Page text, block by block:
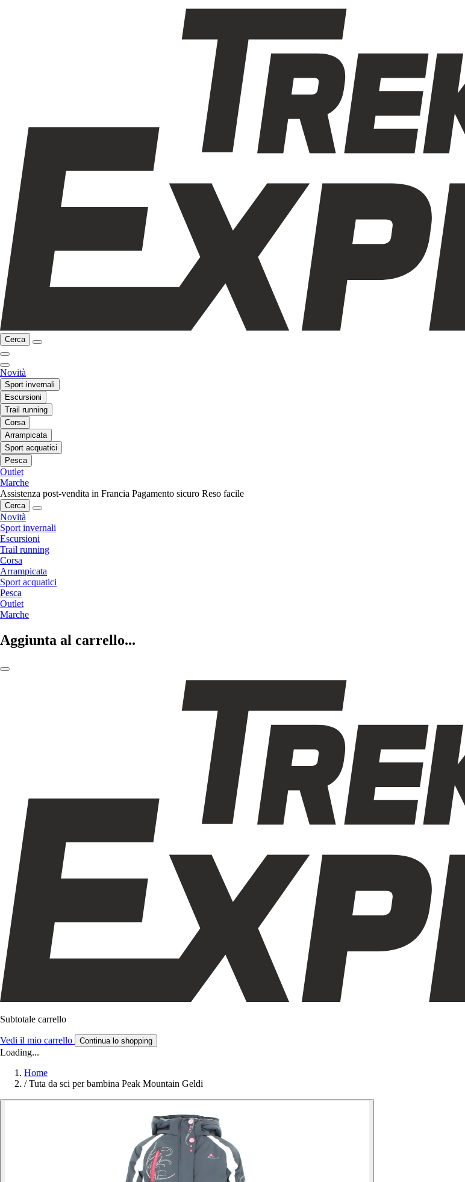
Cerca
Novità
Sport invernali
Escursioni
Trail running
Corsa
Arrampicata
Sport acquatici
Pesca
Outlet
Marche
Assistenza post-vendita in Francia Pagamento sicuro Reso facile
Cerca
Novità
Sport invernali
Escursioni
Trail running
Corsa
Arrampicata
Sport acquatici
Pesca
Outlet
Marche
Aggiunta al carrello...
Subtotale carrello
Vedi il mio carrello Continua lo shopping
Loading...
Home
/ Tuta da sci per bambina Peak Mountain Geldi